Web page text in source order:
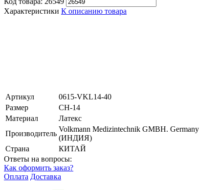
Характеристики К описанию товара
Артикул
0615-VKL14-40
Размер
CH-14
Материал
Латекс
Производитель
Volkmann Medizintechnik GMBH. Germany
(ИНДИЯ)
Страна
КИТАЙ
Ответы на вопросы:
Как оформить заказ?
Оплата Доставка